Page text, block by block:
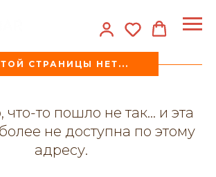
СТРАНИЦЫ НЕТ...
то пошло не так... и эта
не доступна по этому
адресу.